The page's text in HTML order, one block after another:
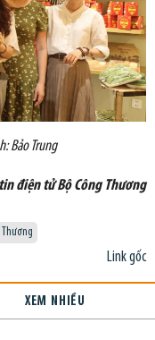
Bảo Trung
điện tử Bộ Công Thương
Thương
Link gốc
XEM NHIỀU